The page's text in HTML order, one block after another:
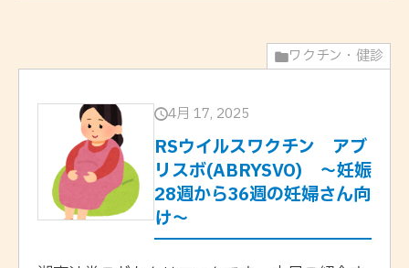
ワクチン・健診
4月 17, 2025
RSウイルスワクチン アブ
リスボ(ABRYSVO) 〜妊娠
28週から36週の妊婦さん向
け〜